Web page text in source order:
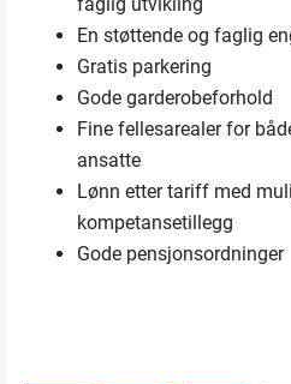
En støttende og faglig
Gratis parkering
Gode garderobeforhold
Fine fellesarealer for
ansatte
Lønn etter tariff med
kompetansetillegg
Gode pensjonsordninger